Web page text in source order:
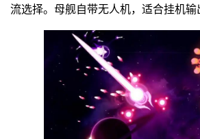
流选择。母舰自带无人机，适合挂机输